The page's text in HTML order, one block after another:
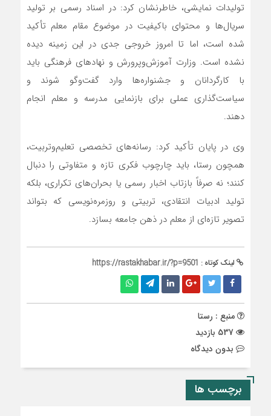
تولیدات نمایشی، خاطرنشان کرد: در اسناد رسمی بر تولید
سریال‌ها و محتوای باکیفیت در موضوع مقام معلم تأکید
شده است، اما تا امروز خروجی جدی در این زمینه دیده
نشده است. وزارت آموزش‌وپرورش و نهادهای فرهنگی باید
با کارگردانان و جشنواره‌ها وارد گفت‌وگو شوند و
سیاست‌گذاری عملی برای بازنمایی مدرسه و معلم انجام
دهند.
وی در پایان تأکید کرد: رسانه‌های تخصصی تعلیم‌وتربیت،
همچون رستا، باید چارچوب فکری تازه و متفاوتی را دنبال
کنند؛ نه صرفاً بازتاب اخبار رسمی یا بحران‌های تکراری، بلکه
تولید ادبیات انتقادی، تربیتی و روزمره‌نویسی که بتواند
تصویر تازه‌ای از معلم در ذهن جامعه بسازد.
لینک کوتاه : https://rastakhabar.ir/?p=9501
منبع : رستا
بدون دیدگاه
برچسب ها